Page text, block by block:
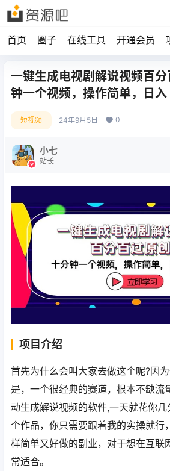
首页 圈子 在线工具 开通会员
一键生成电视剧解说视频百
钟一个视频，操作简单，日
短视频 24年9月5日 0
小七
站长
项目介绍
首先为什么会叫大家去做这个呢?因
是，一个很经典的赛道，根本不缺流
动生成解说视频的软件,一天就花你
个作品，你只需要跟着我的实操就行
样简单又好做的副业，对于想在互联
常适合。